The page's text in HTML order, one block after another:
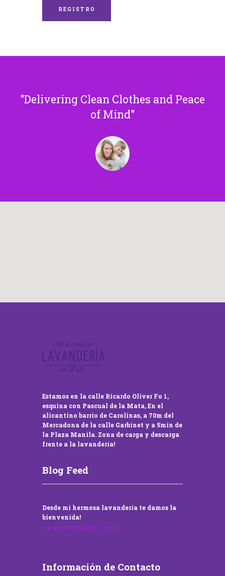
Delivering Clean Clothes and Peace
of Mind
Estamos en la calle Ricardo Oliver Fo 1,
esquina con Pascual de la Mata, En el
alicantino barrio de Carolinas, a 70m del
Mercadona de la calle Garbinet y a 5min de
la Plaza Manila. Zona de carga y descarga
frente a la lavandería!
Blog Feed
Desde mi hermosa lavandería te damos la
bienvenida!
22 NOVIEMBRE, 2016
Información de Contacto